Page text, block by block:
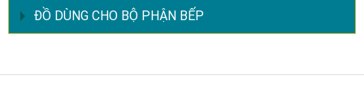
ĐỒ DÙNG CHO BỘ PHẬN BẾP